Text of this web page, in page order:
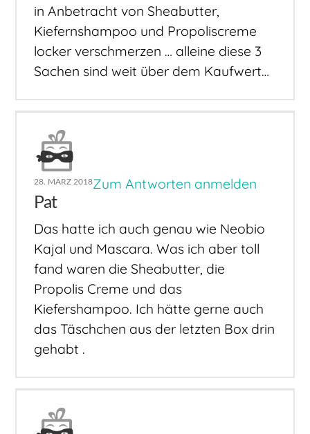
in Anbetracht von Sheabutter,
Kiefernshampoo und Propoliscreme
locker verschmerzen … alleine diese 3
Sachen sind weit über dem Kaufwert…
28. MÄRZ 2018Zum Antworten anmelden
Pat
Das hatte ich auch genau wie Neobio
Kajal und Mascara. Was ich aber toll
fand waren die Sheabutter, die
Propolis Creme und das
Kiefershampoo. Ich hätte gerne auch
das Täschchen aus der letzten Box drin
gehabt .